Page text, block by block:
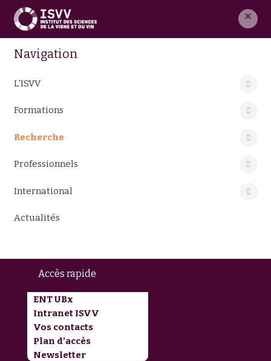
×
Navigation
L'ISVV
Formations
Recherche
Professionnels
International
Actualités
Accès rapide
ENT UBx
Intranet ISVV
Vos contacts
Plan d’accès
Newsletter